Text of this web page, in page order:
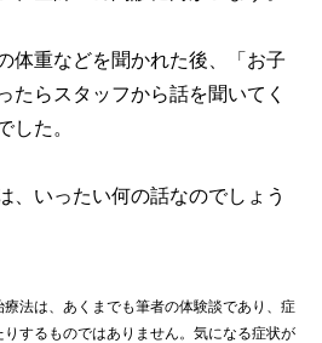
体重などを聞かれた後、「お子
たらスタッフから話を聞いてく
した。
、いったい何の話なのでしょう
法は、あくまでも筆者の体験談であり、症
するものではありません。気になる症状が